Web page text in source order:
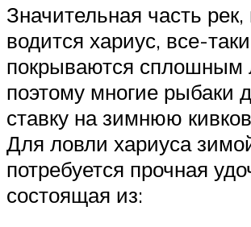
Значительная часть
водится хариус, все-таки
покрываются сплошным
поэтому многие рыбаки
ставку на зимнюю
Для ловли хариуса
потребуется прочная
состоящая из: